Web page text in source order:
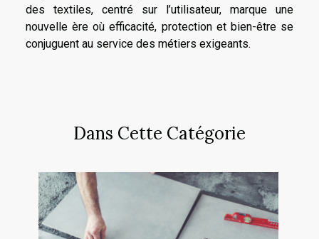
des textiles, centré sur l’utilisateur, marque une
nouvelle ère où efficacité, protection et bien-être se
conjuguent au service des métiers exigeants.
Dans Cette Catégorie